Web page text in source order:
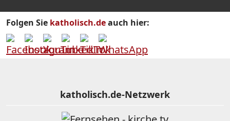
Folgen Sie katholisch.deauch hier:
katholisch.de-Netzwerk